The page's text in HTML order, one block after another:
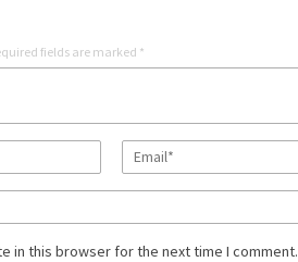
fields are marked *
in this browser for the next time I comment.